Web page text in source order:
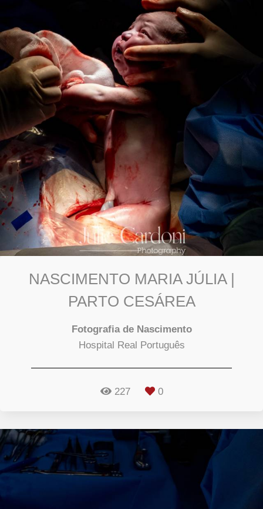
NASCIMENTO MARIA JÚLIA |
PARTO CESÁREA
Fotografia de Nascimento
Hospital Real Português
227 0